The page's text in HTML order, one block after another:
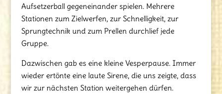
Aufsetzerball gegeneinander spielen. Mehrere
Stationen zum Zielwerfen, zur Schnelligkeit, zur
Sprungtechnik und zum Prellen durchlief jede
Gruppe.
Dazwischen gab es eine kleine Vesperpause. Immer
wieder ertönte eine laute Sirene, die uns zeigte, dass
wir zur nächsten Station weitergehen dürfen.